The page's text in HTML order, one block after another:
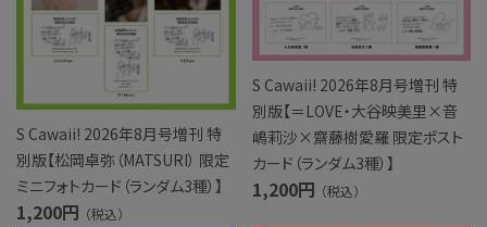
S Cawaii! 2026年8月号増刊 特
別版【松岡卓弥（MATSURI） 限定
ミニフォトカード（ランダム3種）】
1,200円 （税込）
S Cawaii! 2026年8月号増刊 特
別版【＝LOVE・大谷映美里×音
嶋莉沙×齋藤樹愛羅 限定ポスト
カード（ランダム3種）】
1,200円 （税込）